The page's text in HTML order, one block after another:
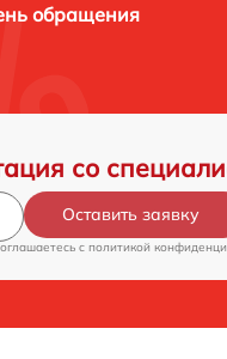
обращения
со
Оставить заявку
c политикой